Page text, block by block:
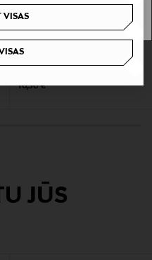
VISAS
KUPONA PRIEKŠROCĪBA
IBERO
Original Price
10,50 €
JŪS